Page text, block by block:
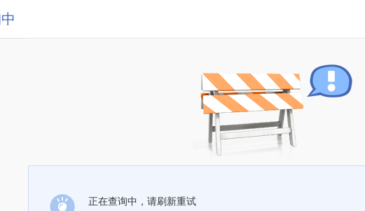
正在查询中，请刷新重试